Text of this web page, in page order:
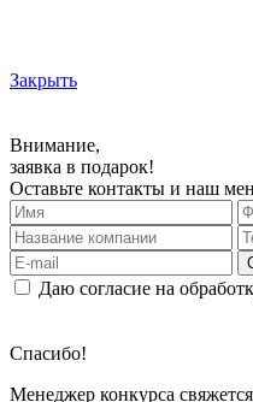
Закрыть
Внимание,
заявка в подарок!
Оставьте контакты и наш
Даю согласие на
Спасибо!
Менеджер конкурса